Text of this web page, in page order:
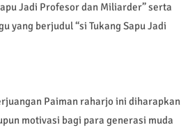
Jadi Profesor dan Miliarder” serta
yang berjudul “si Tukang Sapu Jadi
Paiman raharjo ini diharapkan
motivasi bagi para generasi muda